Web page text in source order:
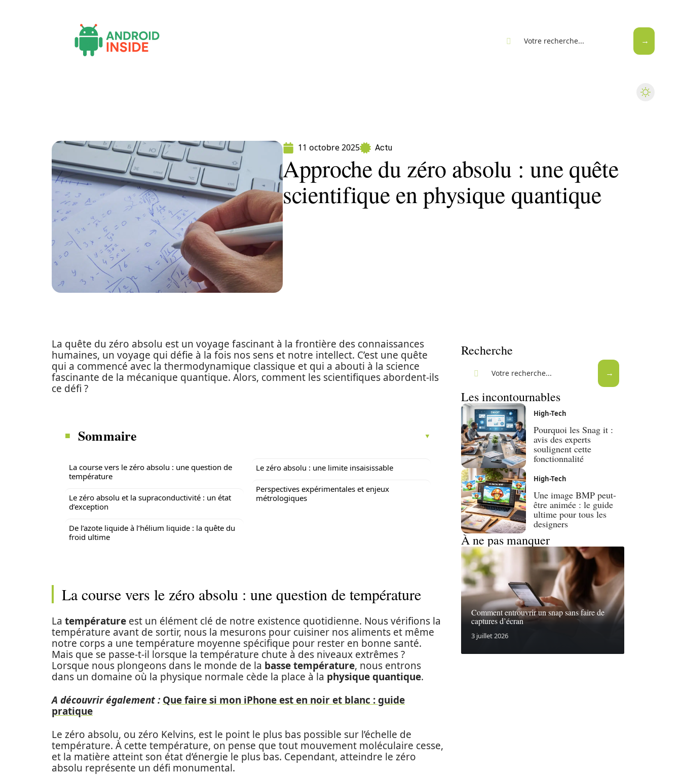
11 octobre 2025 Actu
Approche du zéro absolu : une quête
scientifique en physique quantique
La quête du zéro absolu est un voyage fascinant à la frontière des connaissances
humaines, un voyage qui défie à la fois nos sens et notre intellect. C’est une quête
qui a commencé avec la thermodynamique classique et qui a abouti à la science
fascinante de la mécanique quantique. Alors, comment les scientifiques abordent-ils
ce défi ?
Sommaire
La course vers le zéro absolu : une question de
température
Le zéro absolu et la supraconductivité : un état
d’exception
De l’azote liquide à l’hélium liquide : la quête du
froid ultime
Le zéro absolu : une limite insaisissable
Perspectives expérimentales et enjeux
métrologiques
La course vers le zéro absolu : une question de température
La température est un élément clé de notre existence quotidienne. Nous vérifions la
température avant de sortir, nous la mesurons pour cuisiner nos aliments et même
notre corps a une température moyenne spécifique pour rester en bonne santé.
Mais que se passe-t-il lorsque la température chute à des niveaux extrêmes ?
Lorsque nous plongeons dans le monde de la basse température, nous entrons
dans un domaine où la physique normale cède la place à la physique quantique.
A découvrir également : Que faire si mon iPhone est en noir et blanc : guide
pratique
Le zéro absolu, ou zéro Kelvins, est le point le plus bas possible sur l’échelle de
température. À cette température, on pense que tout mouvement moléculaire cesse,
et la matière atteint son état d’énergie le plus bas. Cependant, atteindre le zéro
absolu représente un défi monumental.
Recherche
Les incontournables
High-Tech
Pourquoi les Snag it :
avis des experts
soulignent cette
fonctionnalité
High-Tech
Une image BMP peut-
être animée : le guide
ultime pour tous les
designers
À ne pas manquer
Comment entrouvrir un snap sans faire de
captures d’écran
3 juillet 2026